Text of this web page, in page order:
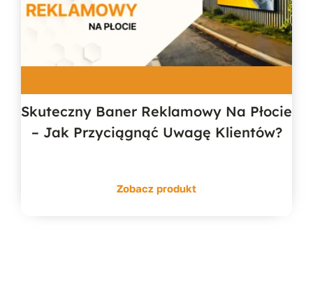
Skuteczny Baner Reklamowy Na Płocie
– Jak Przyciągnąć Uwagę Klientów?
Zobacz produkt